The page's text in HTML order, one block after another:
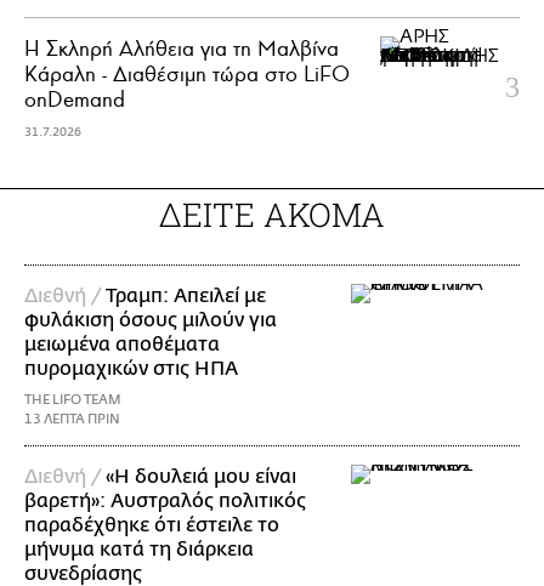
Η Σκληρή Αλήθεια για τη Μαλβίνα
Κάραλη - Διαθέσιμη τώρα στo LiFO
onDemand
31.7.2026
ΔΕΙΤΕ ΑΚΟΜΑ
Διεθνή /Τραμπ: Απειλεί με
φυλάκιση όσους μιλούν για
μειωμένα αποθέματα
πυρομαχικών στις ΗΠΑ
THE LIFO TEAM
13 ΛΕΠΤΑ ΠΡΙΝ
Διεθνή /«Η δουλειά μου είναι
βαρετή»: Αυστραλός πολιτικός
παραδέχθηκε ότι έστειλε το
μήνυμα κατά τη διάρκεια
συνεδρίασης